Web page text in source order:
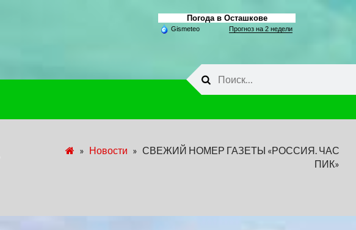
Погода в Осташкове
Gismeteo Прогноз на 2 недели
» Новости » СВЕЖИЙ НОМЕР ГАЗЕТЫ «РОССИЯ. ЧАС
ПИК»